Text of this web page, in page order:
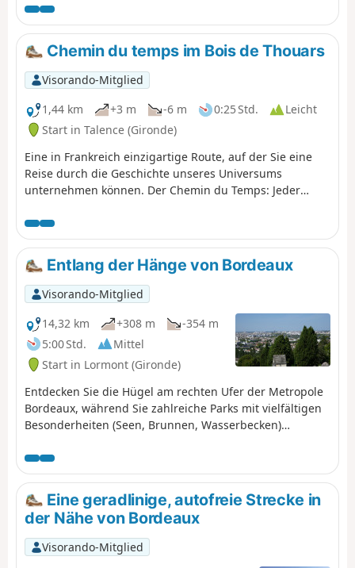
Meter steht für 1 Million Jahre, und
die 13,8 km des Weges der Zeit
zeichnen die 13,8 Milliarden Jahre
nach, die uns vom Urknall trennen.
Dieses Projekt wurde von der
Universität Bordeaux und ihrem
Laboratoire d'Astrophysique de
Bordeaux (LAB) im Rahmen der
Zertifizierung „Science avec et pour
la Société“ konzipiert. Es führt durch
die Gemeinden Gradignan, Pessac
und Talence sowie über das Gelände
Universität Bordeaux-Montaigne.
Diese Route folgt zudem über
mehrere Kilometer der Markierung
des GR® Bordeaux Métropole.
Chemin du temps im Bois de Thouars
Visorando-Mitglied
1,44 km
+3 m -6 m 0:25 Std.
Leicht
Start in Talence (Gironde)
Eine in Frankreich einzigartige Route, auf der Sie eine
Reise durch die Geschichte unseres Universums
unternehmen können. Der Chemin du Temps: Jeder
die 1,38 km des Chemin du Temps spiegeln die 13,8
Milliarden Jahre wider, die uns vom Urknall trennen. Das
Projekt wurde von der Universität Bordeaux und ihrem
Laboratoire d'Astrophysique de Bordeaux (LAB) im
Rahmen der Zertifizierung „Science avec et pour la
société” (Wissenschaft mit und für die Gesellschaft) und
in Zusammenarbeit mit der Stadt Talence entwickelt.
Entlang der Hänge von Bordeaux
Visorando-Mitglied
14,32 km
+308 m
-354 m
5:00 Std.
Mittel
Start in Lormont (Gironde)
Entdecken Sie die Hügel am rechten Ufer der Metropole
Bordeaux, während Sie zahlreiche Parks mit vielfältigen
Besonderheiten (Seen, Brunnen, Wasserbecken)
Blick auf das rechte Ufer.
Eine geradlinige, autofreie Strecke in
der Nähe von Bordeaux
Visorando-Mitglied